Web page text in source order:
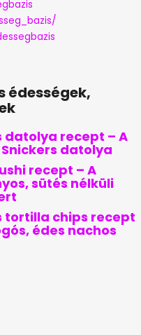
édességek,
datolya recept – A
datolya
recept – A
sütés nélküli
tortilla chips recept
édes nachos